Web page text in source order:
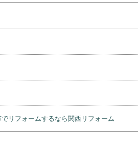
リフォームするなら関西リフォーム